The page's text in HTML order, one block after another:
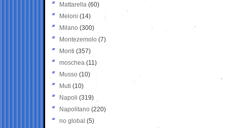
Mattarella (60)
Meloni (14)
Milano (300)
Montezemolo (7)
Monti (357)
moschea (11)
Musso (10)
Muti (10)
Napoli (319)
Napolitano (220)
no global (5)